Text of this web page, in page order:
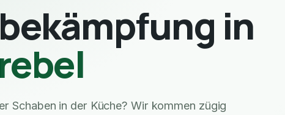
in
Schaben in der Küche? Wir kommen zügig